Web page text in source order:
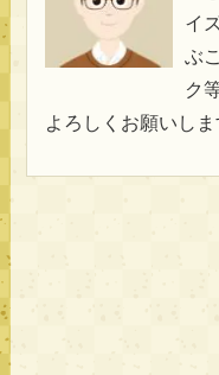
イ
ぶ
ク
よろしくお願いしま